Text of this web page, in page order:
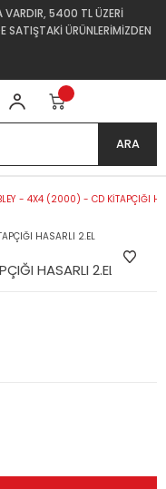
VARDIR, 5400 TL ÜZERİ
SATIŞTAKİ ÜRÜNLERİMİZDEN
ARA
- 4X4 (2000) - CD KİTAPÇIĞI
HASARLI 2.EL